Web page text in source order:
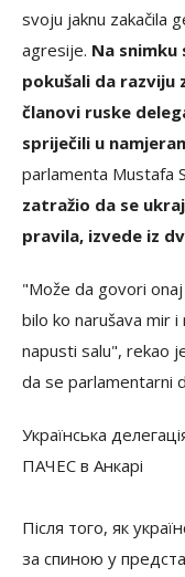
svoju jaknu zakačila
agresije. Na snimku
pokušali da razviju
članovi ruske
spriječili u
parlamenta Mustafa
zatražio da se
pravila, izvede iz
"Može da govori
bilo ko narušava mir
napusti salu", rekao
da se parlamentarni
Українська
ПАЧЕС в Анкарі
Після того, як
за спиною у